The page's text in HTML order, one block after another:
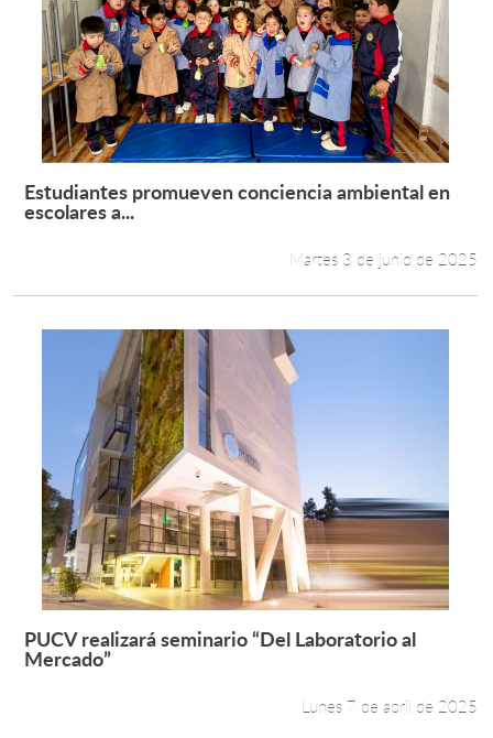
Leer más +
Estudiantes promueven conciencia ambiental en
escolares a...
Martes 3 de junio de 2025
Leer más +
PUCV realizará seminario “Del Laboratorio al
Mercado”
Lunes 7 de abril de 2025